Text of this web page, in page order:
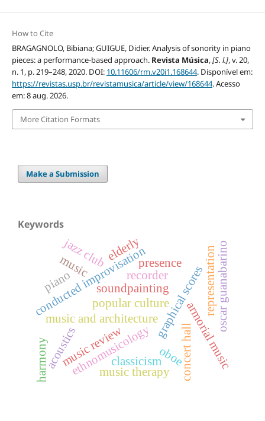
How to Cite
BRAGAGNOLO, Bibiana; GUIGUE, Didier. Analysis of sonority in piano
pieces: a performance-based approach. Revista Música,[S. l.], v. 20,
n. 1, p. 219–248, 2020. DOI: 10.11606/rm.v20i1.168644. Disponível em:
https://revistas.usp.br/revistamusica/article/view/168644. Acesso
em: 8 aug. 2026.
More Citation Formats
Make a Submission
Keywords
music and architecturegraphical scores
conducted improvisation
soundpainting
music
armorial music
ethnomusicology
popular culture oscar guanabarino
music review
recorder representation
concert hall
jazz club
acoustics
presence
harmony classicism
piano
music therapy
elderly
oboe